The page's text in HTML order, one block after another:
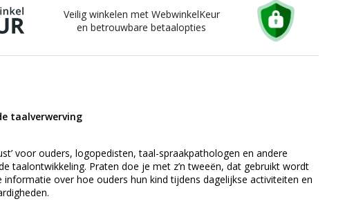
Veilig winkelen met WebwinkelKeur
en betrouwbare betaalopties
taalverwerving
voor ouders, logopedisten, taal-spraakpathologen en andere
taalontwikkeling. Praten doe je met z’n tweeën, dat gebruikt wordt
over hoe ouders hun kind tijdens dagelijkse activiteiten en